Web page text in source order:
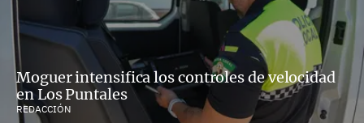
Moguer intensifica los controles de velocidad
en Los Puntales
REDACCIÓN